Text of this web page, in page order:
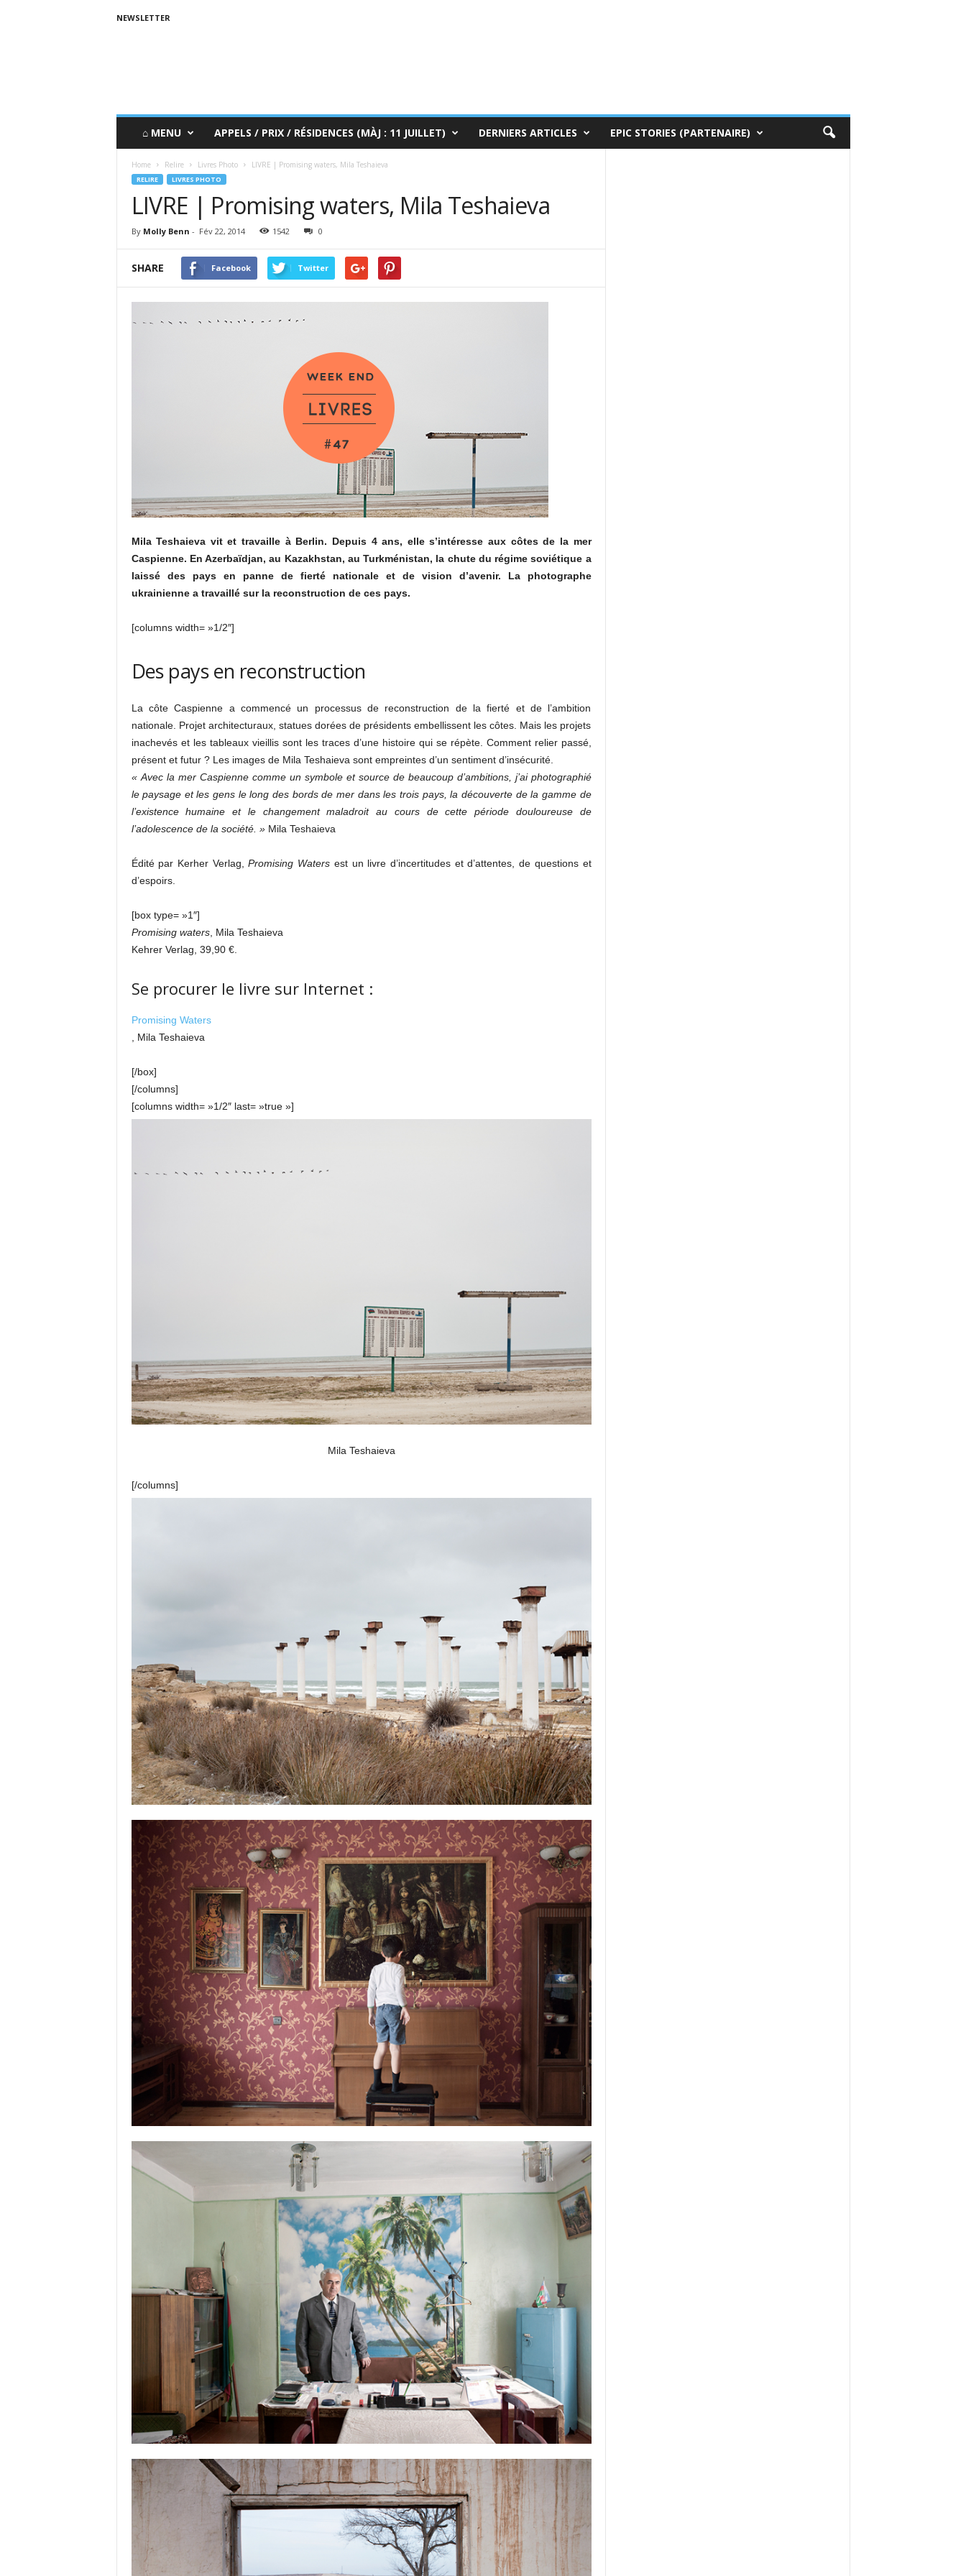
NEWSLETTER
⌂ MENU APPELS / PRIX / RÉSIDENCES (MÀJ : 11 JUILLET) DERNIERS ARTICLES EPIC STORIES (PARTENAIRE)
Home Relire Livres Photo LIVRE | Promising waters, Mila Teshaieva
RELIRE LIVRES PHOTO
LIVRE | Promising waters, Mila Teshaieva
By Molly Benn - Fév 22, 2014 1542 0
SHARE Facebook Twitter
Mila Teshaieva vit et travaille à Berlin. Depuis 4 ans, elle s’intéresse aux côtes de la mer
Caspienne. En Azerbaïdjan, au Kazakhstan, au Turkménistan, la chute du régime soviétique a
laissé des pays en panne de fierté nationale et de vision d’avenir. La photographe
ukrainienne a travaillé sur la reconstruction de ces pays.
[columns width= »1/2″]
Des pays en reconstruction
La côte Caspienne a commencé un processus de reconstruction de la fierté et de l’ambition
nationale. Projet architecturaux, statues dorées de présidents embellissent les côtes. Mais les projets
inachevés et les tableaux vieillis sont les traces d’une histoire qui se répète. Comment relier passé,
présent et futur ? Les images de Mila Teshaieva sont empreintes d’un sentiment d’insécurité.
« Avec la mer Caspienne comme un symbole et source de beaucoup d’ambitions, j’ai photographié
le paysage et les gens le long des bords de mer dans les trois pays, la découverte de la gamme de
l’existence humaine et le changement maladroit au cours de cette période douloureuse de
l’adolescence de la société. »Mila Teshaieva
Édité par Kerher Verlag,Promising Waters est un livre d’incertitudes et d’attentes, de questions et
d’espoirs.
[box type= »1″]
Promising waters, Mila Teshaieva
Kehrer Verlag, 39,90 €.
Se procurer le livre sur Internet :
Promising Waters
, Mila Teshaieva
[/box]
[/columns]
[columns width= »1/2″ last= »true »]
Mila Teshaieva
[/columns]